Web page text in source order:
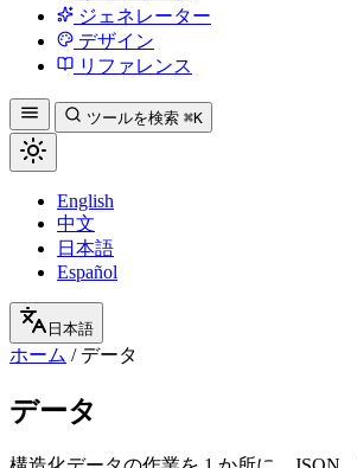
ジェネレーター
デザイン
リファレンス
ツールを検索 ⌘K
English
中文
日本語
Español
日本語
ホーム / データ
データ